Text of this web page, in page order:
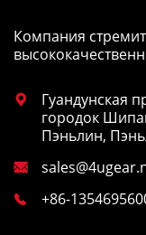
Компания

Гуандунская
городок
Пэньлин,

 +86-